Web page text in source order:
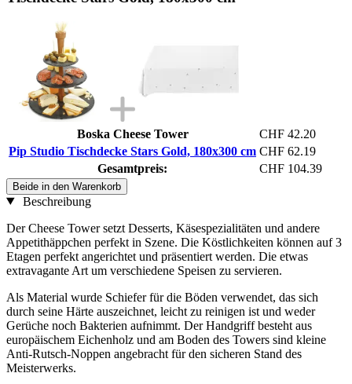
Boska Cheese Tower
CHF 42.20
Pip Studio Tischdecke Stars Gold, 180x300 cm CHF 62.19
Gesamtpreis:
CHF 104.39
Beide in den Warenkorb
Beschreibung
Der Cheese Tower setzt Desserts, Käsespezialitäten und andere
Appetithäppchen perfekt in Szene. Die Köstlichkeiten können auf 3
Etagen perfekt angerichtet und präsentiert werden. Die etwas
extravagante Art um verschiedene Speisen zu servieren.
Als Material wurde Schiefer für die Böden verwendet, das sich
durch seine Härte auszeichnet, leicht zu reinigen ist und weder
Gerüche noch Bakterien aufnimmt. Der Handgriff besteht aus
europäischem Eichenholz und am Boden des Towers sind kleine
Anti-Rutsch-Noppen angebracht für den sicheren Stand des
Meisterwerks.